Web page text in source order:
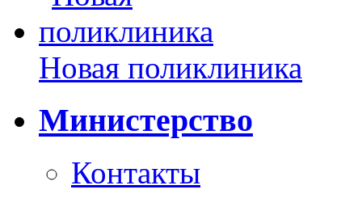
Новая поликлиника
Министерство
Контакты